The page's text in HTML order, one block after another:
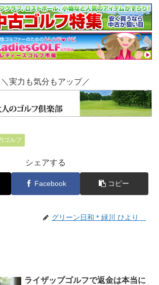
＼実力も気分もアップ／
ゴルフ
シェアする
Facebook コピー
グリーン日和＊緑川 ひより
ライザップゴルフで返金は本当に